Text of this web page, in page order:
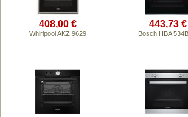
408,00 €
Whirlpool AKZ 9629
443,73 €
Bosch HBA